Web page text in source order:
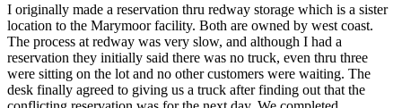
I originally made a reservation thru redway storage which is a sister
location to the Marymoor facility. Both are owned by west coast.
The process at redway was very slow, and although I had a
reservation they initially said there was no truck, even thru three
were sitting on the lot and no other customers were waiting. The
desk finally agreed to giving us a truck after finding out that the